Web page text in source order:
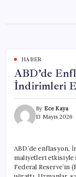
content
HABER
ABD’de
İndirimleri
By Ece Kaya
13 Mayıs 2026
ABD’de enflasyon,
maliyetleri etkisiyle
Federal Reserve’in